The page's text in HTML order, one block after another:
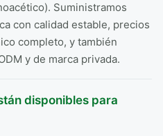
Suministramos
con calidad estable, precios
completo, y también
y de marca privada.
disponibles para